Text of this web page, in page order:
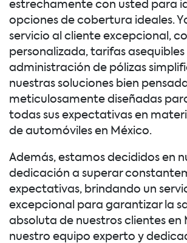
estrechamente con usted para
opciones de cobertura ideales.
servicio al cliente excepcional,
personalizada, tarifas asequibles
administración de pólizas
nuestras soluciones bien
meticulosamente diseñadas
todas sus expectativas en
de automóviles en México.
Además, estamos decididos en
dedicación a superar
expectativas, brindando un
excepcional para garantizar la
absoluta de nuestros clientes en
nuestro equipo experto y